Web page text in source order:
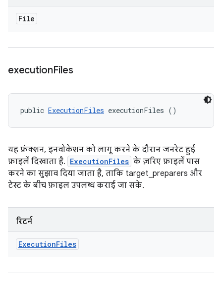
File
executionFiles
public ExecutionFiles executionFiles ()
यह फ़ंक्शन, इनवोकेशन को लागू करने के दौरान जनरेट हुई
फ़ाइलें दिखाता है. ExecutionFiles के ज़रिए फ़ाइलें पास
करने का सुझाव दिया जाता है, ताकि target_preparers और
टेस्ट के बीच फ़ाइल उपलब्ध कराई जा सके.
रिटर्न
ExecutionFiles